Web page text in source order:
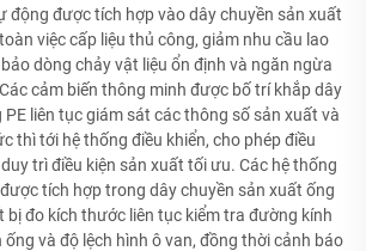
động được tích hợp vào dây chuyền sản xuất
việc cấp liệu thủ công, giảm nhu cầu lao
dòng chảy vật liệu ổn định và ngăn ngừa
cảm biến thông minh được bố trí khắp dây
liên tục giám sát các thông số sản xuất và
thì tới hệ thống điều khiển, cho phép điều
trì điều kiện sản xuất tối ưu. Các hệ thống
tích hợp trong dây chuyền sản xuất ống
bị đo kích thước liên tục kiểm tra đường kính
và độ lệch hình ô van, đồng thời cảnh báo